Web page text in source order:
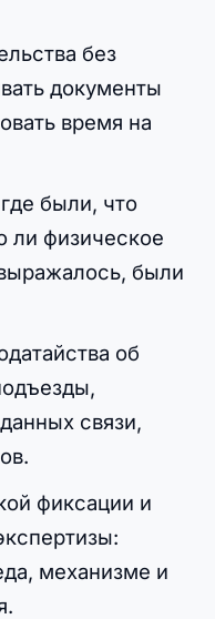
без
документы
время на
были, что
ли физическое
были
об
связи,
фиксации и
механизме и